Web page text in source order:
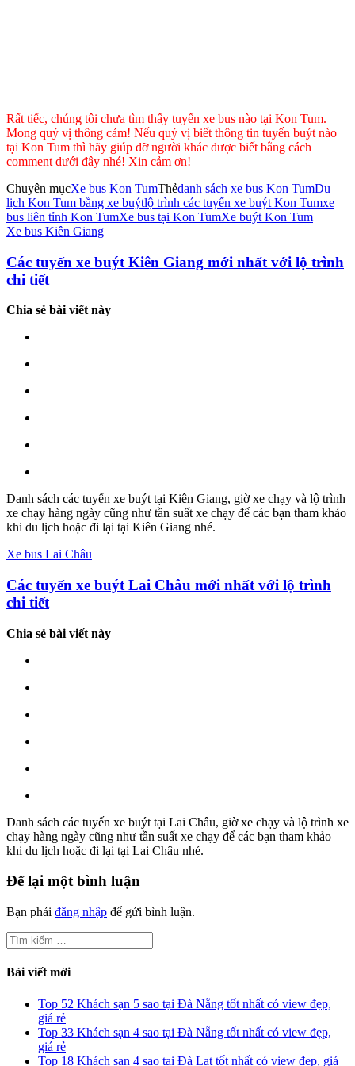
Rất tiếc, chúng tôi chưa tìm thấy tuyến xe bus nào tại Kon Tum.
Mong quý vị thông cảm! Nếu quý vị biết thông tin tuyến buýt nào
tại Kon Tum thì hãy giúp đỡ người khác được biết bằng cách
comment dưới đây nhé! Xin cảm ơn!
Chuyên mụcXe bus Kon TumThẻdanh sách xe bus Kon TumDu
lịch Kon Tum bằng xe buýtlộ trình các tuyến xe buýt Kon Tumxe
bus liên tỉnh Kon TumXe bus tại Kon TumXe buýt Kon Tum
Điều
hướng
bài
Xe bus Kiên Giang
Các tuyến xe buýt Kiên Giang mới nhất với lộ trình
chi tiết
Chia sẻ bài viết này
Danh sách các tuyến xe buýt tại Kiên Giang, giờ xe chạy và lộ trình
xe chạy hàng ngày cũng như tần suất xe chạy để các bạn tham khảo
khi du lịch hoặc đi lại tại Kiên Giang nhé.
Xe bus Lai Châu
Các tuyến xe buýt Lai Châu mới nhất với lộ trình
chi tiết
Chia sẻ bài viết này
Danh sách các tuyến xe buýt tại Lai Châu, giờ xe chạy và lộ trình xe
chạy hàng ngày cũng như tần suất xe chạy để các bạn tham khảo
khi du lịch hoặc đi lại tại Lai Châu nhé.
Để lại một bình luận
Bạn phải đăng nhập để gửi bình luận.
Tìm
kiếm
cho:
Bài viết mới
Top 52 Khách sạn 5 sao tại Đà Nẵng tốt nhất có view đẹp,
giá rẻ
Top 33 Khách sạn 4 sao tại Đà Nẵng tốt nhất có view đẹp,
giá rẻ
Top 18 Khách sạn 4 sao tại Đà Lạt tốt nhất có view đẹp, giá